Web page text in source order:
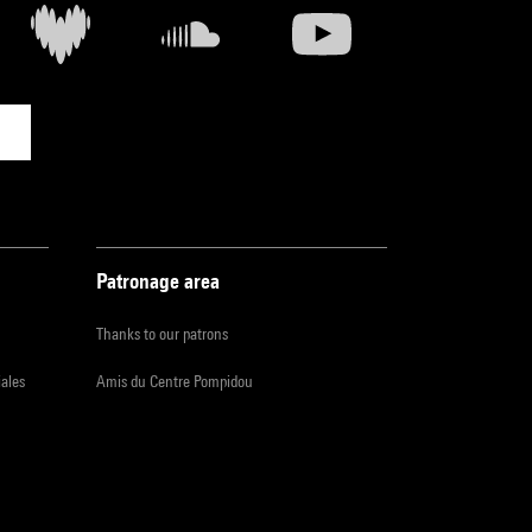
Patronage area
Thanks to our patrons
Amis du Centre Pompidou